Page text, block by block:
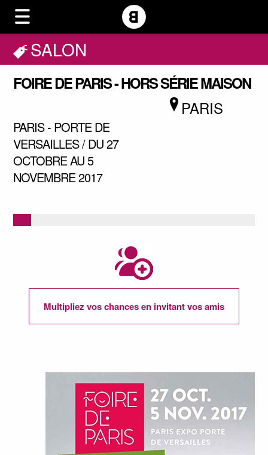
SALON
FOIRE DE PARIS - HORS SÉRIE MAISON
PARIS
PARIS - PORTE DE
VERSAILLES / DU 27
OCTOBRE AU 5
NOVEMBRE 2017
Multipliez vos chances en invitant vos amis